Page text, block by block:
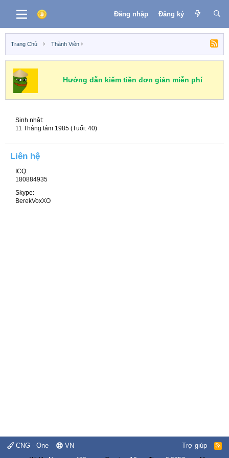
Đăng nhập Đăng ký
Trang Chủ Thành Viên
Hướng dẫn kiếm tiền đơn giản miễn phí
Sinh nhật
11 Tháng tám 1985 (Tuổi: 40)
Liên hệ
ICQ
180884935
Skype
BerekVoxXO
CNG - One VN Trợ giúp
R